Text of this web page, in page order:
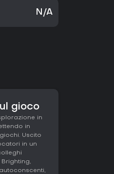
N/A
gioco
in
in
Uscito
in un